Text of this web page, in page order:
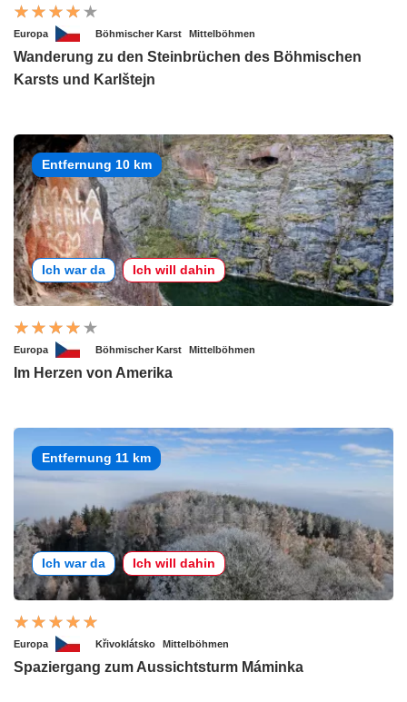
Europa Böhmischer Karst Mittelböhmen
Wanderung zu den Steinbrüchen des Böhmischen
Karsts und Karlštejn
Entfernung 10 km
Ich war da Ich will dahin
Europa Böhmischer Karst Mittelböhmen
Im Herzen von Amerika
Entfernung 11 km
Ich war da Ich will dahin
Europa Křivoklátsko Mittelböhmen
Spaziergang zum Aussichtsturm Máminka